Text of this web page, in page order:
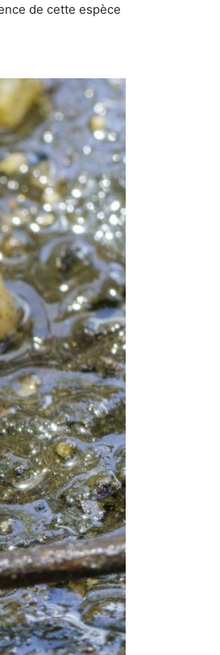
de cette espèce